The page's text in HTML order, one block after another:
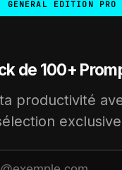
GENERAL EDITION PRO
de 100+
productivité